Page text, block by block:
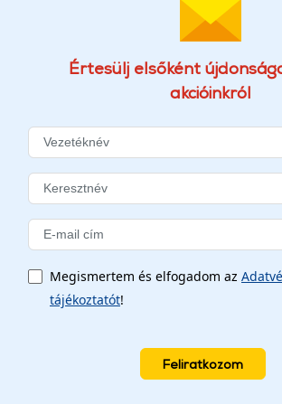
Értesülj elsőként
akcióinkról
Megismertem és elfogadom az
tájékoztatót!
Feliratkozom